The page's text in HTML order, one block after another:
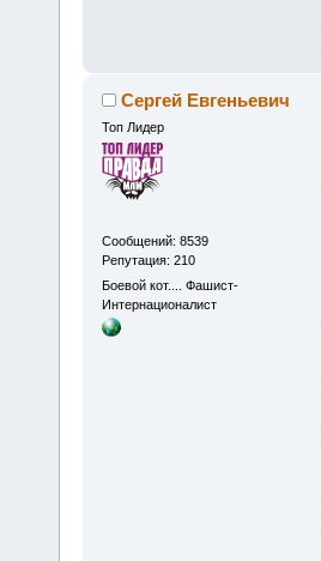
Сергей Евгеньевич
Топ Лидер
Сообщений: 8539
Репутация: 210
Боевой кот.... Фашист-
Интернационалист